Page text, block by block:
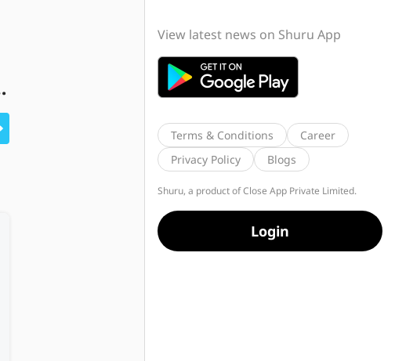
View latest news on Shuru App
Terms & Conditions
Career
Privacy Policy
Blogs
Shuru, a product of Close App Private Limited.
Login